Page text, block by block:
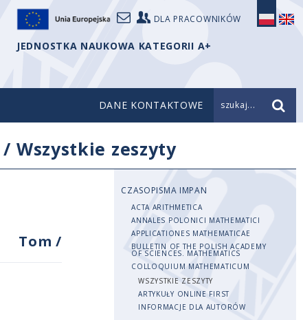
DLA PRACOWNIKÓW
JEDNOSTKA NAUKOWA KATEGORII A+
DANE KONTAKTOWE szukaj...
/ Wszystkie zeszyty
Tom/
CZASOPISMA IMPAN
ACTA ARITHMETICA
ANNALES POLONICI MATHEMATICI
APPLICATIONES MATHEMATICAE
BULLETIN OF THE POLISH ACADEMY
OF SCIENCES. MATHEMATICS
COLLOQUIUM MATHEMATICUM
WSZYSTKIE ZESZYTY
ARTYKUŁY ONLINE FIRST
INFORMACJE DLA AUTORÓW